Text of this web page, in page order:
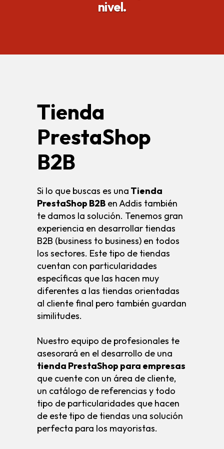
nivel.
Tienda
PrestaShop
B2B
Si lo que buscas es una Tienda
PrestaShop B2B en Addis también
te damos la solución. Tenemos gran
experiencia en desarrollar tiendas
B2B (business to business) en todos
los sectores. Este tipo de tiendas
cuentan con particularidades
específicas que las hacen muy
diferentes a las tiendas orientadas
al cliente final pero también guardan
similitudes.
Nuestro equipo de profesionales te
asesorará en el desarrollo de una
tienda PrestaShop para empresas
que cuente con un área de cliente,
un catálogo de referencias y todo
tipo de particularidades que hacen
de este tipo de tiendas una solución
perfecta para los mayoristas.